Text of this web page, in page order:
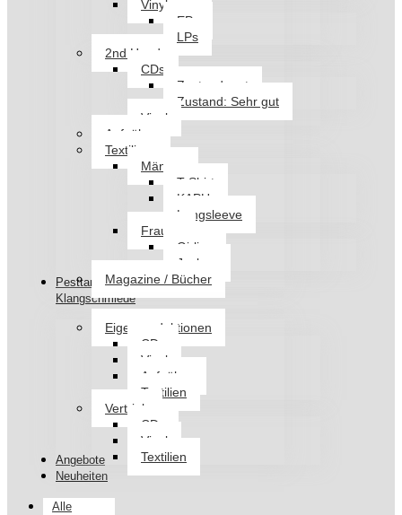
Vinyl
EPs
LPs
2nd Hand
CDs
Zustand: gut
Zustand: Sehr gut
Vinyl
Aufnäher
Textilien
Männer
T-Shirt
KAPU
Longsleeve
Frauen
Girlies
Jacken
Magazine / Bücher
Pesttanz
Klangschmiede
Eigenproduktionen
CDs
Vinyl
Aufnäher
Textilien
Vertrieb
CDs
Vinyl
Textilien
Angebote
Neuheiten
Alle